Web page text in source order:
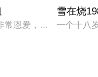
产而受苦的时候，秀浩
常恩爱，然而初恋却要
雪在烧
一个十八